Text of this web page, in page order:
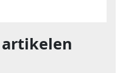
artikelen